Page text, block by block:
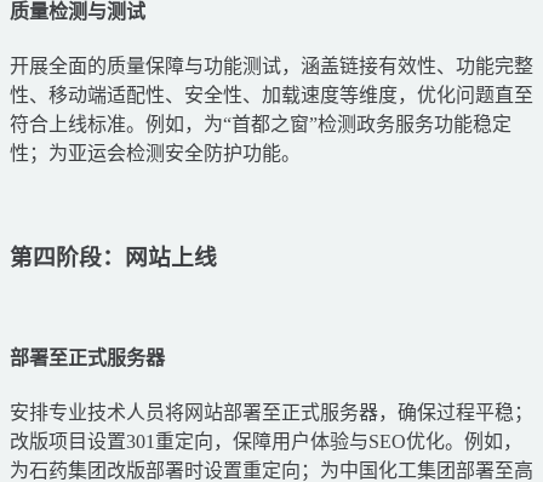
质量检测与测试
开展全面的质量保障与功能测试，涵盖链接有效性、功能完整
性、移动端适配性、安全性、加载速度等维度，优化问题直至
符合上线标准。例如，为“首都之窗”检测政务服务功能稳定
性；为亚运会检测安全防护功能。
第四阶段：网站上线
部署至正式服务器
安排专业技术人员将网站部署至正式服务器，确保过程平稳；
改版项目设置301重定向，保障用户体验与SEO优化。例如，
为石药集团改版部署时设置重定向；为中国化工集团部署至高